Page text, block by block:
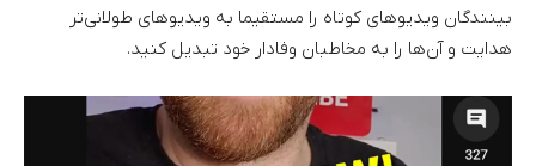
بینندگان ویدیوهای کوتاه را مستقیما به ویدیوهای طولانی‌تر
هدایت و آن‌ها را به مخاطبان وفادار خود تبدیل کنید.